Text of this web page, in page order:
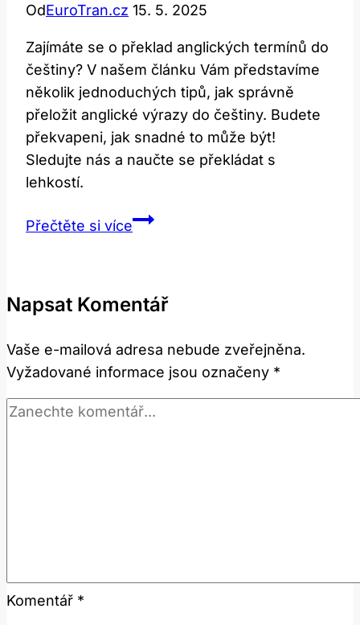
OdEuroTran.cz 15. 5. 2025
Zajímáte se o překlad anglických termínů do
češtiny? V našem článku Vám představíme
několik jednoduchých tipů, jak správně
přeložit anglické výrazy do češtiny. Budete
překvapeni, jak snadné to může být!
Sledujte nás a naučte se překládat s
lehkostí.
Přečtěte si vícePreview:
tento
termín?
Napsat Komentář
Vaše e-mailová adresa nebude zveřejněna.
Vyžadované informace jsou označeny *
Komentář *